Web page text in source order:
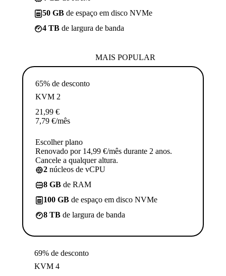
50 GB de espaço em disco NVMe
4 TB de largura de banda
MAIS POPULAR
65% de desconto
KVM 2
21,99 €
7,79 €/mês
Escolher plano
Renovado por 14,99 €/mês durante 2 anos.
Cancele a qualquer altura.
2 núcleos de vCPU
8 GB de RAM
100 GB de espaço em disco NVMe
8 TB de largura de banda
69% de desconto
KVM 4